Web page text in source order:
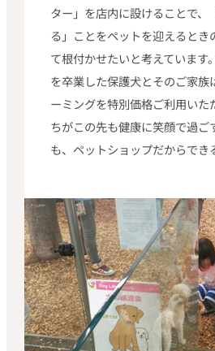
ター」を店内に設けることで、
る」ことをペットを迎えるとき
て根付かせたいと考えています
を卒業した保護犬とそのご家族
ーミングを特別価格ご利用いた
ちがこの先も健康に笑顔で過ご
も、ペットショップだからでき